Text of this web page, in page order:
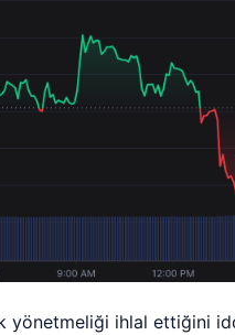
yönetmeliği ihlal ettiğini